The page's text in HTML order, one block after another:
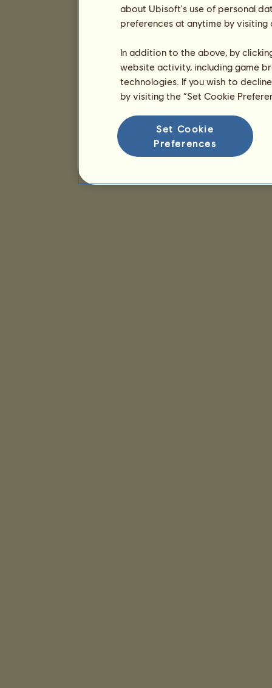
about Ubisoft's use of personal
preferences at anytime by
In addition to the above, by
website activity, including game
technologies. If you wish to
by visiting the “Set Cookie
Set Cookie
Preferences